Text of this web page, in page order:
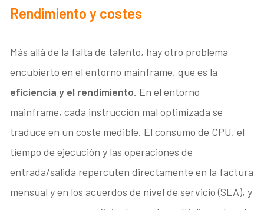
Rendimiento y costes
Más allá de la falta de talento, hay otro problema
encubierto en el entorno mainframe, que es la
eficiencia y el rendimiento. En el entorno
mainframe, cada instrucción mal optimizada se
traduce en un coste medible. El consumo de CPU, el
tiempo de ejecución y las operaciones de
entrada/salida repercuten directamente en la factura
mensual y en los acuerdos de nivel de servicio (SLA), y